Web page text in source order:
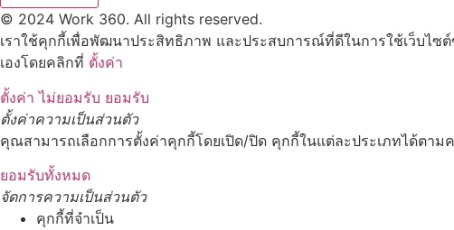
© 2024 Work 360. All rights reserved.
เราใช้คุกกี้เพื่อพัฒนาประสิทธิภาพ และประสบการณ์ที่ดีในการใช้เว็บไ
เองโดยคลิกที่ ตั้งค่า
ตั้งค่า ไม่ยอมรับ ยอมรับ
ตั้งค่าความเป็นส่วนตัว
คุณสามารถเลือกการตั้งค่าคุกกี้โดยเปิด/ปิด คุกกี้ในแต่ละประเภทได้ตาม
ยอมรับทั้งหมด
จัดการความเป็นส่วนตัว
คุกกี้ที่จำเป็น